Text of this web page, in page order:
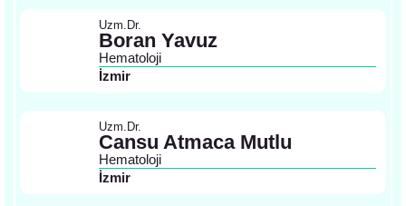
Uzm.Dr.
Boran Yavuz
Hematoloji
İzmir
Uzm.Dr.
Cansu Atmaca Mutlu
Hematoloji
İzmir